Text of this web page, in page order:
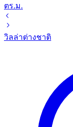
ตร.ม.
วิลล่าต่างชาติ